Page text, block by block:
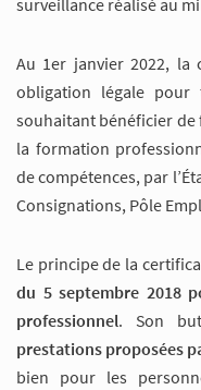
surveillance réalisé au
Au 1er janvier 2022, la
obligation légale pour
souhaitant bénéficier de
la formation
de compétences, par
Consignations, Pôle
Le principe de la
du 5 septembre 2018
professionnel. Son
prestations proposées
bien pour les